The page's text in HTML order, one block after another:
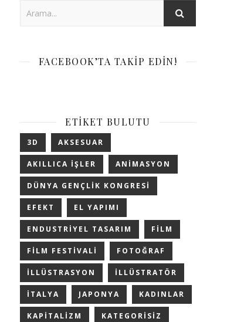
FACEBOOK’TA TAKIP EDIN!
ETIKET BULUTU
3D AKSESUAR
AKILLICA IŞLER ANIMASYON
DÜNYA GENÇLIK KONGRESI
EFEKT EL YAPIMI
ENDUSTRIYEL TASARIM FILM
FILM FESTIVALI FOTOĞRAF
ILLÜSTRASYON ILLÜSTRATÖR
ITALYA JAPONYA KADINLAR
KAPITALIZM KATEGORISIZ